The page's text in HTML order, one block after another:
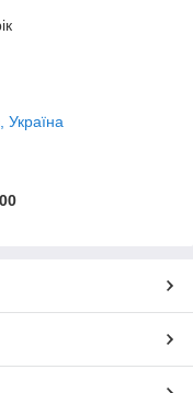
Україна